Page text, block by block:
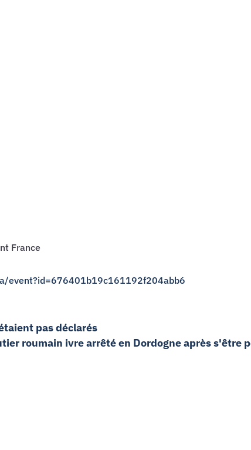
France
event?id=676401b19c161192f204abb6
pas déclarés
roumain ivre arrêté en Dordogne après s'être